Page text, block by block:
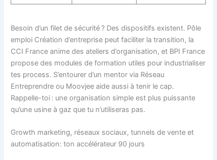
Besoin d’un filet de sécurité ? Des dispositifs existent. Pôle
emploi Création d’entreprise peut faciliter la transition, la
CCI France anime des ateliers d’organisation, et BPI France
propose des modules de formation utiles pour industrialiser
tes process. S’entourer d’un mentor via Réseau
Entreprendre ou Moovjee aide aussi à tenir le cap.
Rappelle-toi : une organisation simple est plus puissante
qu’une usine à gaz que tu n’utiliseras pas.
Growth marketing, réseaux sociaux, tunnels de vente et
automatisation: ton accélérateur 90 jours